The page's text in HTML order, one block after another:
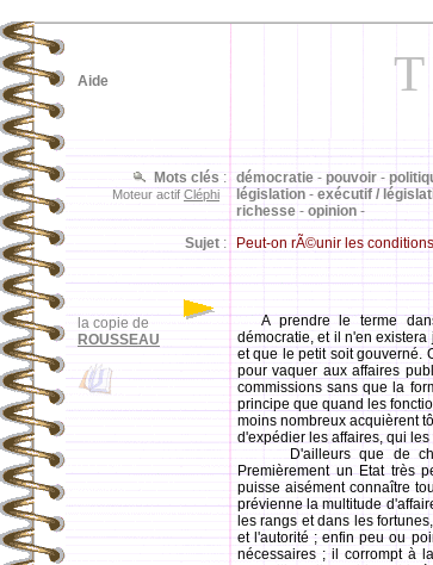
la copie de
ROUSSEAU
démocratie - pouvoir -
législation - exécutif /
richesse - opinion -
Mots clés :
Moteur actif Cléphi
Sujet : Peut-on rÃ©unir les
Aide
A prendre le terme
démocratie, et il n'en
et que le petit soit gouverné.
pour vaquer aux affaires
commissions sans que la
principe que quand les
moins nombreux acquièrent
d'expédier les affaires, qui
D'ailleurs que de
Premièrement un Etat très
puisse aisément connaître
prévienne la multitude
les rangs et dans les
et l'autorité ; enfin peu ou
nécessaires ; il corrompt à